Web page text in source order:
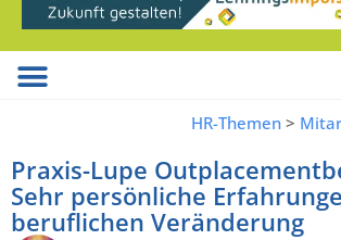
HR-Themen >
Praxis-Lupe
Sehr persönliche
beruflichen Veränderung